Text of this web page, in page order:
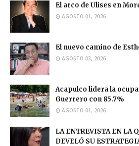
El arco de Ulises en
AGOSTO 01, 2026
El nuevo camino de
AGOSTO 03, 2026
Acapulco lidera la
Guerrero con 85.7%
AGOSTO 01, 2026
LA ENTREVISTA EN LA
DEVELÓ SU